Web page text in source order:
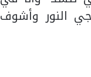
النور وأشوف